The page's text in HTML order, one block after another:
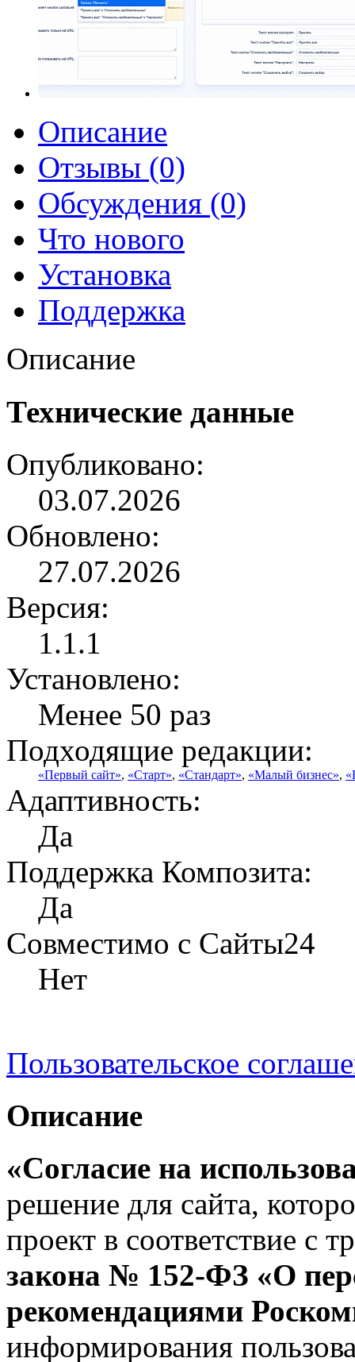
Описание
Отзывы (0)
Обсуждения (0)
Что нового
Установка
Поддержка
Описание
Технические данные
Опубликовано:
03.07.2026
Обновлено:
27.07.2026
Версия:
1.1.1
Установлено:
Менее 50 раз
Подходящие редакции:
«Первый сайт», «Старт», «Стандарт», «Малый бизнес»,
Адаптивность:
Да
Поддержка Композита:
Да
Совместимо с Сайты24
Нет
Пользовательское
Описание
«Согласие на
решение для сайта,
проект в соответствие с
закона № 152-ФЗ «О
рекомендациями
информирования